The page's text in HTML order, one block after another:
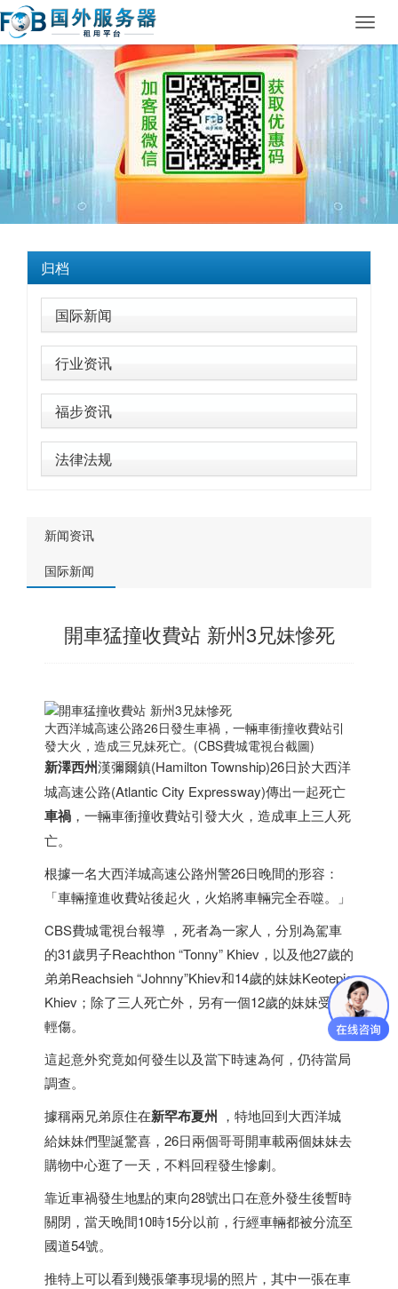
归档
国际新闻
行业资讯
福步资讯
法律法规
新闻资讯
国际新闻
開車猛撞收費站 新州3兄妹慘死
大西洋城高速公路26日發生車禍，一輛車衝撞收費站引
發大火，造成三兄妹死亡。(CBS費城電視台截圖)
新澤西州漢彌爾鎮(Hamilton Township)26日於大西洋
城高速公路(Atlantic City Expressway)傳出一起死亡
車禍 ，一輛車衝撞收費站引發大火，造成車上三人死
亡。
根據一名大西洋城高速公路州警26日晚間的形容：
「車輛撞進收費站後起火，火焰將車輛完全吞噬。」
CBS費城電視台報導 ，死者為一家人，分別為駕車
的31歲男子Reachthon “Tonny” Khiev，以及他27歲的
弟弟Reachsieh “Johnny”Khiev和14歲的妹妹Keotepie
Khiev；除了三人死亡外，另有一個12歲的妹妹受到
輕傷。
這起意外究竟如何發生以及當下時速為何，仍待當局
調查。
據稱兩兄弟原住在新罕布夏州 ，特地回到大西洋城
給妹妹們聖誕驚喜，26日兩個哥哥開車載兩個妹妹去
購物中心逛了一天，不料回程發生慘劇。
靠近車禍發生地點的東向28號出口在意外發生後暫時
關閉，當天晚間10時15分以前，行經車輛都被分流至
國道54號。
推特上可以看到幾張肇事現場的照片，其中一張在車